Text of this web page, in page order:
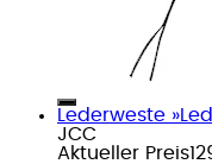
Lederweste
JCC
Aktueller Preis